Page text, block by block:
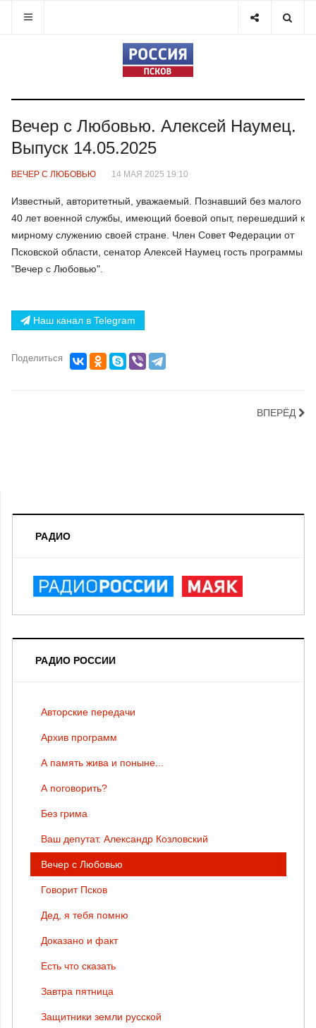
Вечер с Любовью. Алексей Наумец.
Выпуск 14.05.2025
ВЕЧЕР С ЛЮБОВЬЮ 14 МАЯ 2025 19:10
Известный, авторитетный, уважаемый. Познавший без малого
40 лет военной службы, имеющий боевой опыт, перешедший к
мирному служению своей стране. Член Совет Федерации от
Псковской области, сенатор Алексей Наумец гость программы
"Вечер с Любовью".
Наш канал в Telegram
Поделиться
ВПЕРЁД
РАДИО
РАДИО РОССИИ
Авторские передачи
Архив программ
А память жива и поныне...
А поговорить?
Без грима
Ваш депутат. Александр Козловский
Вечер с Любовью
Говорит Псков
Дед, я тебя помню
Доказано и факт
Есть что сказать
Завтра пятница
Защитники земли русской